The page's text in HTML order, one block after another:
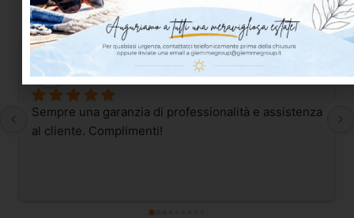
lascia una recensione su
5 days ago
Sempre una garanzia di professionalità e assistenza
al cliente. Complimenti!